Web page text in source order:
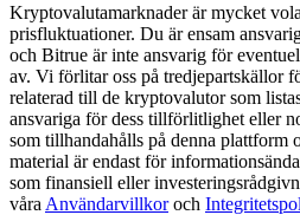
Gå med de bästa handlarna
Kryptovalutamarknader är mycket
prisfluktuationer. Du är ensam
och Bitrue är inte ansvarig för
av. Vi förlitar oss på tredjepartskällor
relaterad till de kryptovalutor som
ansvariga för dess tillförlitlighet eller
som tillhandahålls på denna plattform
material är endast för
som finansiell eller
våra Användarvillkoroch